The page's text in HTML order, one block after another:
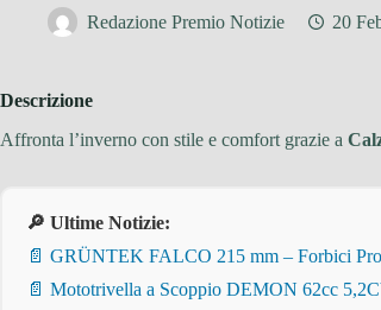
Redazione Premio Notizie 20
Descrizione
Affronta l’inverno con stile e comfort grazie a
🔎 Ultime Notizie:
📄 GRÜNTEK FALCO 215 mm – Forbici
📄 Mototrivella a Scoppio DEMON 62cc